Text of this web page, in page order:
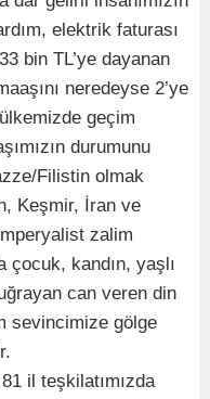
elektrik faturası
bin TL’ye dayanan
neredeyse 2’ye
geçim
durumunu
Filistin olmak
Keşmir, İran ve
zalim
çocuk, kandın, yaşlı
can veren din
sevincimize gölge
il teşkilatımızda